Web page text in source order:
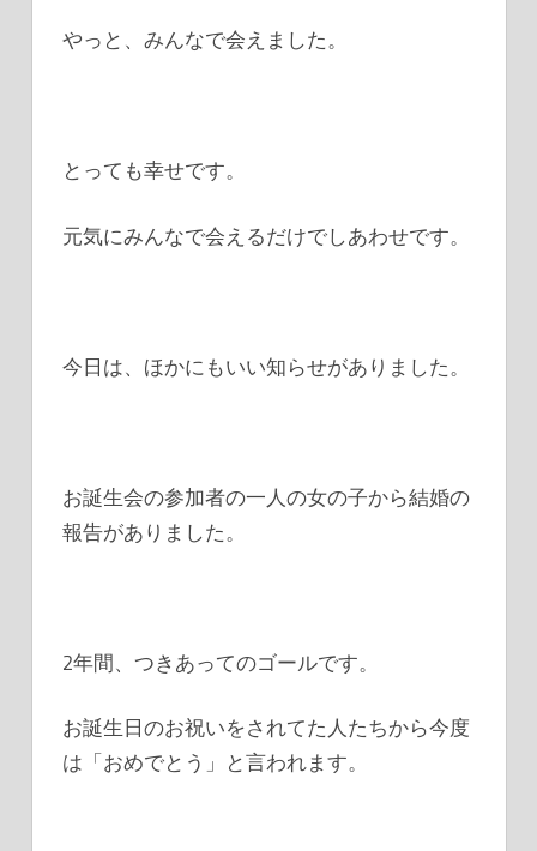
やっと、みんなで会えました。
とっても幸せです。
元気にみんなで会えるだけでしあわせです。
今日は、ほかにもいい知らせがありました。
お誕生会の参加者の一人の女の子から結婚の
報告がありました。
2年間、つきあってのゴールです。
お誕生日のお祝いをされてた人たちから今度
は「おめでとう」と言われます。